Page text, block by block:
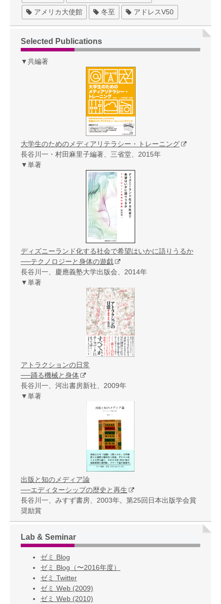
アメリカ大使館 冬至 アドレスV50
Selected Publications
▼共編著
大学生のためのメディアリテラシー・トレーニング
長谷川一・村田麻里子編著、三省堂、2015年
▼単著
ディズニーランド化する社会で希望はいかに語りうるか
──テクノロジーと身体の遊戯
長谷川一、慶應義塾大学出版会、2014年
▼単著
アトラクションの日常
──踊る機械と身体
長谷川一、河出書房新社、2009年
▼単著
出版と知のメディア論
──エディターシップの歴史と再生
長谷川一、みすず書房、2003年。第25回日本出版学会賞
奨励賞
Lab & Seminar
ゼミ Blog
ゼミ Blog（〜2016年度）
ゼミ Twitter
ゼミ Web (2009)
ゼミ Web (2010)